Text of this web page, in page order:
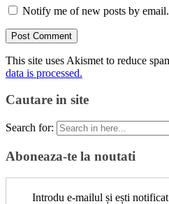
Notify me of new posts by email.
This site uses Akismet to reduce
data is processed.
Cautare in site
Search for:
Aboneaza-te la noutati
Introdu e-mailul și ești